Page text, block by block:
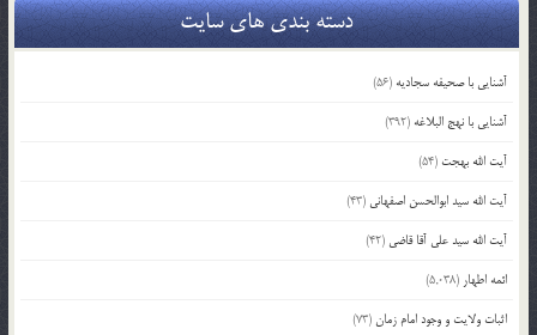
دسته بندی های سایت
آشنایی با صحیفه سجادیه (56)
آشنایی با نهج البلاغه (392)
آیت الله بهجت (54)
آیت الله سید ابوالحسن اصفهانی (43)
آیت الله سید علی آقا قاضی (42)
ائمه اطهار (5,038)
اثبات ولایت و وجود امام زمان(73)